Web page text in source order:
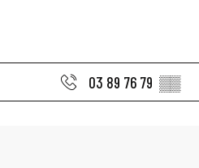
03 89 76 79 ▒▒